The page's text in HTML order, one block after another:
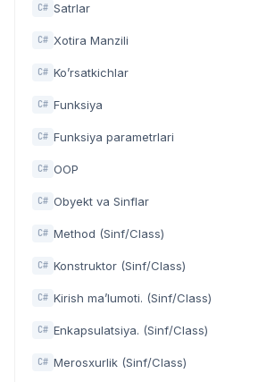
C# Satrlar
C# Xotira Manzili
C# Ko’rsatkichlar
C# Funksiya
C# Funksiya parametrlari
C# OOP
C# Obyekt va Sinflar
C# Method (Sinf/Class)
C# Konstruktor (Sinf/Class)
C# Kirish ma’lumoti. (Sinf/Class)
C# Enkapsulatsiya. (Sinf/Class)
C# Merosxurlik (Sinf/Class)